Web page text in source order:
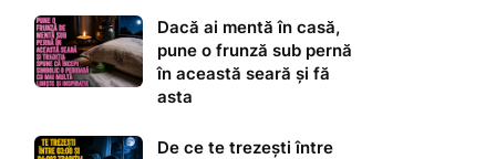
Dacă ai mentă în casă,
pune o frunză sub pernă
în această seară și fă
asta
De ce te trezești între